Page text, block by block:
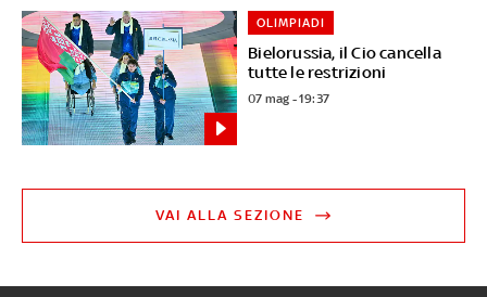
Bielorussia, il Cio cancella
tutte le restrizioni
OLIMPIADI
07 mag - 19:37
VAI ALLA SEZIONE